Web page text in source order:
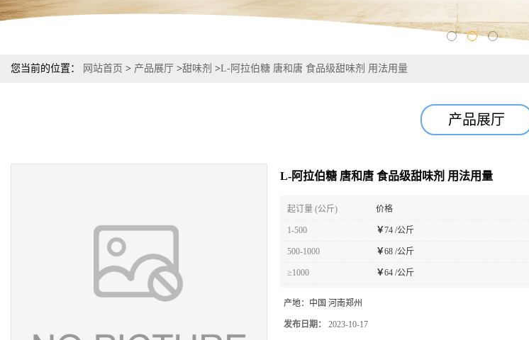
您当前的位置： 网站首页 > 产品展厅 >甜味剂 >L-阿拉伯糖 唐和唐 食品级甜味剂 用法用量
产品展厅
L-阿拉伯糖 唐和唐 食品级甜味剂 用法用量
起订量 (公斤) 价格
1-500 ￥74 /公斤
500-1000 ￥68 /公斤
≥1000 ￥64 /公斤
产地： 中国 河南郑州
发布日期： 2023-10-17